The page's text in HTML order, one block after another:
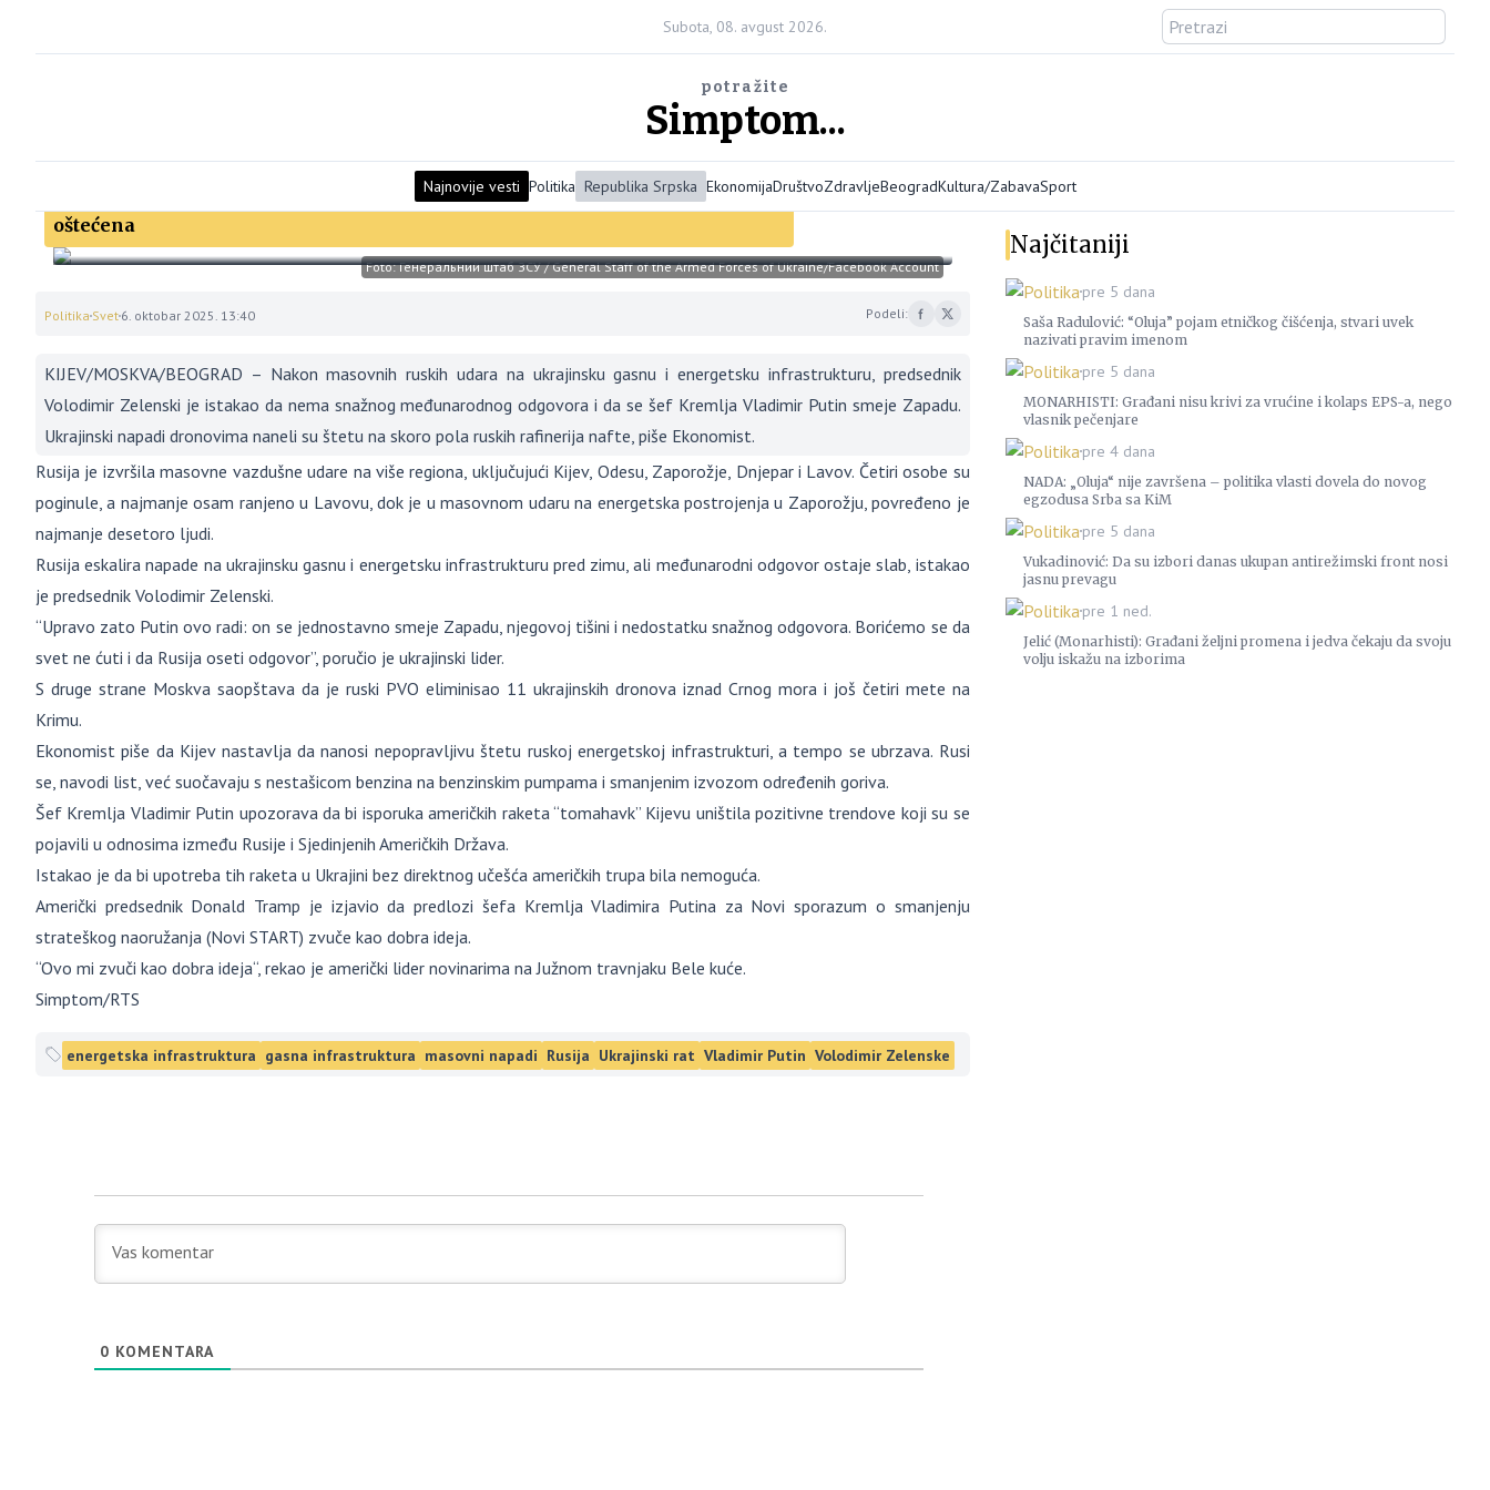
Subota, 08. avgust 2026.
potražite
Simptom...
Najnovije vesti Politika Republika Srpska EkonomijaDruštvoZdravljeBeogradKultura/ZabavaSport
Foto: Генеральний штаб ЗСУ / General Staff of the Armed Forces of Ukraine/Facebook Account
Zelenski: Putin se smeje Zapadu; Ekonomist: Skoro polovina ruskih rafinerija
oštećena
Politika Svet 6. oktobar 2025. 13:40 Podeli:
KIJEV/MOSKVA/BEOGRAD – Nakon masovnih ruskih udara na ukrajinsku gasnu i energetsku infrastrukturu, predsednik
Volodimir Zelenski je istakao da nema snažnog međunarodnog odgovora i da se šef Kremlja Vladimir Putin smeje Zapadu.
Ukrajinski napadi dronovima naneli su štetu na skoro pola ruskih rafinerija nafte, piše Ekonomist.
Rusija je izvršila masovne vazdušne udare na više regiona, uključujući Kijev, Odesu, Zaporožje, Dnjepar i Lavov. Četiri osobe su
poginule, a najmanje osam ranjeno u Lavovu, dok je u masovnom udaru na energetska postrojenja u Zaporožju, povređeno je
najmanje desetoro ljudi.
Rusija eskalira napade na ukrajinsku gasnu i energetsku infrastrukturu pred zimu, ali međunarodni odgovor ostaje slab, istakao
je predsednik Volodimir Zelenski.
“Upravo zato Putin ovo radi: on se jednostavno smeje Zapadu, njegovoj tišini i nedostatku snažnog odgovora. Borićemo se da
svet ne ćuti i da Rusija oseti odgovor”, poručio je ukrajinski lider.
S druge strane Moskva saopštava da je ruski PVO eliminisao 11 ukrajinskih dronova iznad Crnog mora i još četiri mete na
Krimu.
Ekonomist piše da Kijev nastavlja da nanosi nepopravljivu štetu ruskoj energetskoj infrastrukturi, a tempo se ubrzava. Rusi
se, navodi list, već suočavaju s nestašicom benzina na benzinskim pumpama i smanjenim izvozom određenih goriva.
Šef Kremlja Vladimir Putin upozorava da bi isporuka američkih raketa “tomahavk” Kijevu uništila pozitivne trendove koji su se
pojavili u odnosima između Rusije i Sjedinjenih Američkih Država.
Istakao je da bi upotreba tih raketa u Ukrajini bez direktnog učešća američkih trupa bila nemoguća.
Američki predsednik Donald Tramp je izjavio da predlozi šefa Kremlja Vladimira Putina za Novi sporazum o smanjenju
strateškog naoružanja (Novi START) zvuče kao dobra ideja.
“Ovo mi zvuči kao dobra ideja“, rekao je američki lider novinarima na Južnom travnjaku Bele kuće.
Simptom/RTS
energetska infrastruktura gasna infrastruktura masovni napadi Rusija Ukrajinski rat Vladimir Putin Volodimir Zelenske
Najčitaniji
Politikapre 5 dana
Saša Radulović: “Oluja” pojam etničkog čišćenja, stvari uvek
nazivati pravim imenom
Politikapre 5 dana
MONARHISTI: Građani nisu krivi za vrućine i kolaps EPS-a, nego
vlasnik pečenjare
Politikapre 4 dana
NADA: „Oluja“ nije završena – politika vlasti dovela do novog
egzodusa Srba sa KiM
Politikapre 5 dana
Vukadinović: Da su izbori danas ukupan antirežimski front nosi
jasnu prevagu
Politikapre 1 ned.
Jelić (Monarhisti): Građani željni promena i jedva čekaju da svoju
volju iskažu na izborima
0 KOMENTARA